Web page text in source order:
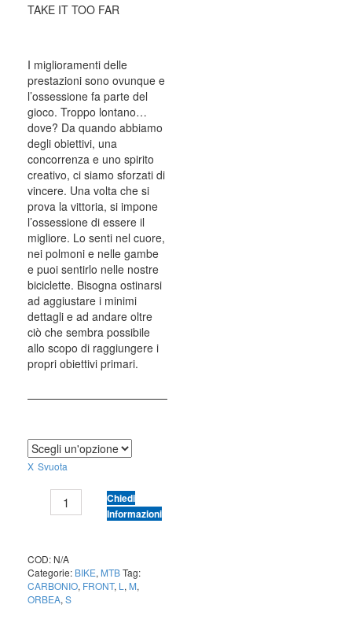
TAKE IT TOO FAR
I miglioramenti delle
prestazioni sono ovunque e
l’ossessione fa parte del
gioco. Troppo lontano…
dove? Da quando abbiamo
degli obiettivi, una
concorrenza e uno spirito
creativo, ci siamo sforzati di
vincere. Una volta che si
prova la vittoria, si impone
l’ossessione di essere il
migliore. Lo senti nel cuore,
nei polmoni e nelle gambe
e puoi sentirlo nelle nostre
biciclette. Bisogna ostinarsi
ad aggiustare i minimi
dettagli e ad andare oltre
ciò che sembra possibile
allo scopo di raggiungere i
propri obiettivi primari.
Svuota
ORBEA
ALMA
NEG
quantità
Chiedi
Informazioni
COD: N/A
Categorie: BIKE, MTBTag:
CARBONIO, FRONT, L , M,
ORBEA, S